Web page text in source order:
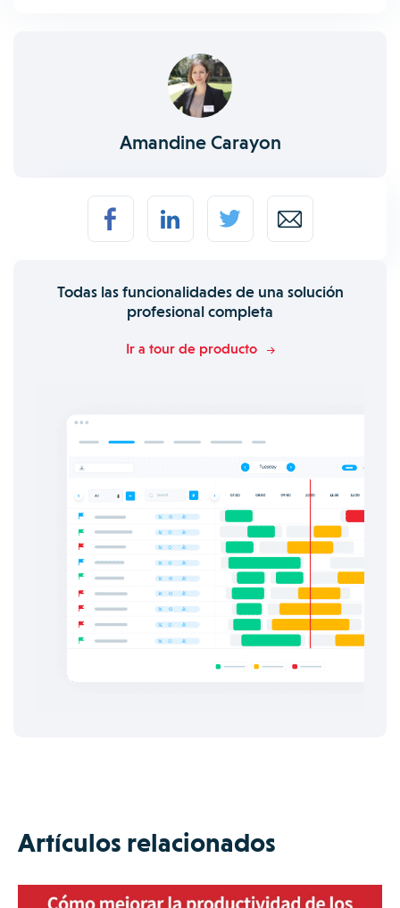
Amandine Carayon
Todas las funcionalidades de una solución
profesional completa
Ir a tour de producto
Artículos relacionados